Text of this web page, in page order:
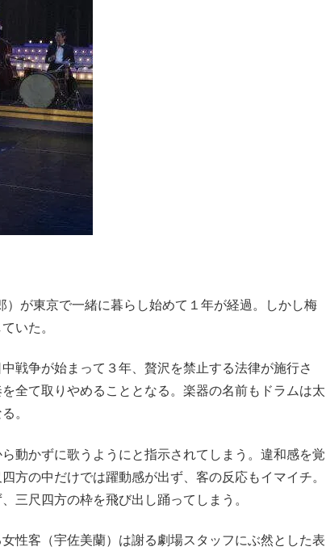
が東京で一緒に暮らし始めて１年が経過。しかし梅
いた。
中戦争が始まって３年、贅沢を禁止する法律が施行さ
全て取りやめることとなる 。楽器の名前もドラムは太
。
動かずに歌うようにと指示されてしまう。違和感を覚
方の中だけでは躍動感が出ず、客の反応もイマイチ。
三尺四方の枠を飛び出し踊ってしまう。
性客（宇佐美蘭）は謝る劇場スタッフにぶ然とした表